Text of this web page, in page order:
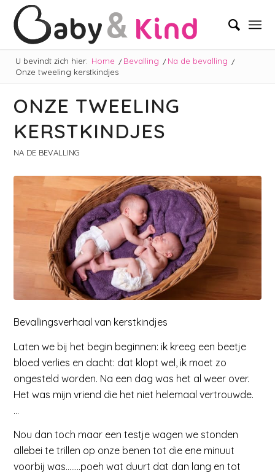
U bevindt zich hier: Home / Bevalling / Na de bevalling /
Onze tweeling kerstkindjes
ONZE TWEELING
KERSTKINDJES
NA DE BEVALLING
Bevallingsverhaal van kerstkindjes
Laten we bij het begin beginnen: ik kreeg een beetje
bloed verlies en dacht: dat klopt wel, ik moet zo
ongesteld worden. Na een dag was het al weer over.
Het was mijn vriend die het niet helemaal vertrouwde.
…
Nou dan toch maar een testje wagen we stonden
allebei te trillen op onze benen tot die ene minuut
voorbij was……..poeh wat duurt dat dan lang en tot